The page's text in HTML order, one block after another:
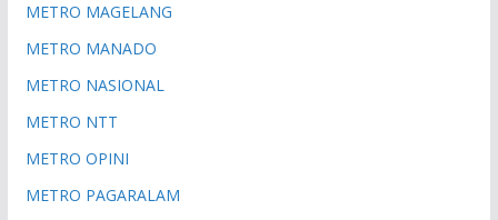
METRO MAGELANG
METRO MANADO
METRO NASIONAL
METRO NTT
METRO OPINI
METRO PAGARALAM